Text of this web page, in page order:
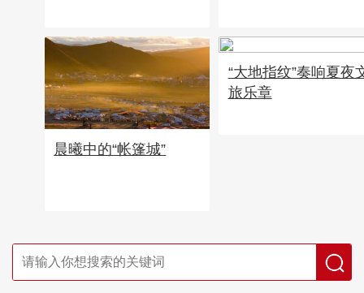
晨曦中的“帐篷城”
“大地指纹”奏响夏夜
旅乐章